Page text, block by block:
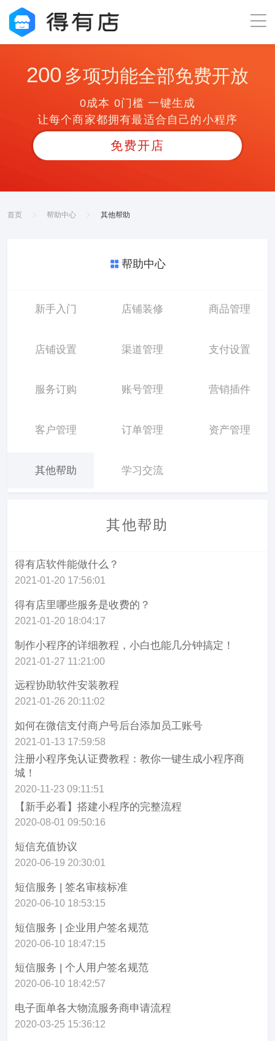
200 多项功能全部免费开放
0成本 0门槛 一键生成
让每个商家都拥有最适合自己的小程序
免费开店
首页 帮助中心 其他帮助
帮助中心
新手入门 店铺装修 商品管理
店铺设置 渠道管理 支付设置
服务订购 账号管理 营销插件
客户管理 订单管理 资产管理
其他帮助 学习交流
其他帮助
得有店软件能做什么？
2021-01-20 17:56:01
得有店里哪些服务是收费的？
2021-01-20 18:04:17
制作小程序的详细教程，小白也能几分钟搞定！
2021-01-27 11:21:00
远程协助软件安装教程
2021-01-26 20:11:02
如何在微信支付商户号后台添加员工账号
2021-01-13 17:59:58
注册小程序免认证费教程：教你一键生成小程序商
城！
2020-11-23 09:11:51
【新手必看】搭建小程序的完整流程
2020-08-01 09:50:16
短信充值协议
2020-06-19 20:30:01
短信服务 | 签名审核标准
2020-06-10 18:53:15
短信服务 | 企业用户签名规范
2020-06-10 18:47:15
短信服务 | 个人用户签名规范
2020-06-10 18:42:57
电子面单各大物流服务商申请流程
2020-03-25 15:36:12